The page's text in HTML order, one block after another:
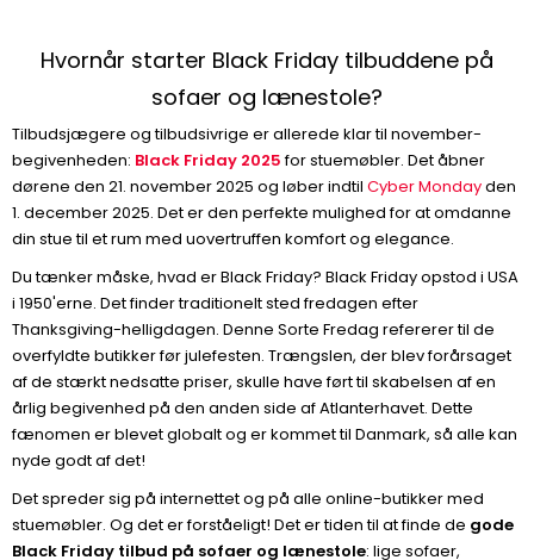
Hvornår starter Black Friday tilbuddene på
sofaer og lænestole?
Tilbudsjægere og tilbudsivrige er allerede klar til november-
begivenheden: Black Friday 2025for stuemøbler. Det åbner
dørene den 21. november 2025 og løber indtil Cyber Mondayden
1. december 2025. Det er den perfekte mulighed for at omdanne
din stue til et rum med uovertruffen komfort og elegance.
Du tænker måske, hvad er Black Friday? Black Friday opstod i USA
i 1950'erne. Det finder traditionelt sted fredagen efter
Thanksgiving-helligdagen. Denne Sorte Fredag refererer til de
overfyldte butikker før julefesten. Trængslen, der blev forårsaget
af de stærkt nedsatte priser, skulle have ført til skabelsen af en
årlig begivenhed på den anden side af Atlanterhavet. Dette
fænomen er blevet globalt og er kommet til Danmark, så alle kan
nyde godt af det!
Det spreder sig på internettet og på alle online-butikker med
stuemøbler. Og det er forståeligt! Det er tiden til at finde de gode
Black Friday tilbud på sofaer og lænestole: lige sofaer,